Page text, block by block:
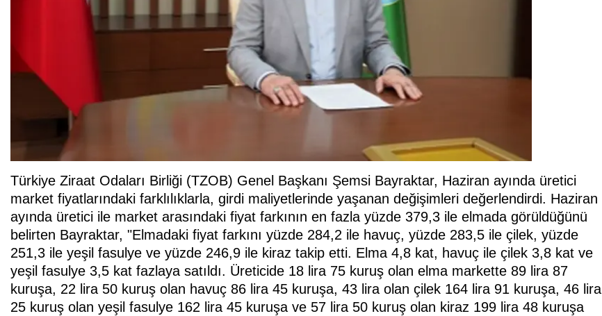
Türkiye Ziraat Odaları Birliği (TZOB) Genel Başkanı Şemsi Bayraktar, Haziran ayında üretici
market fiyatlarındaki farklılıklarla, girdi maliyetlerinde yaşanan değişimleri değerlendirdi. Haziran
ayında üretici ile market arasındaki fiyat farkının en fazla yüzde 379,3 ile elmada görüldüğünü
belirten Bayraktar, "Elmadaki fiyat farkını yüzde 284,2 ile havuç, yüzde 283,5 ile çilek, yüzde
251,3 ile yeşil fasulye ve yüzde 246,9 ile kiraz takip etti. Elma 4,8 kat, havuç ile çilek 3,8 kat ve
yeşil fasulye 3,5 kat fazlaya satıldı. Üreticide 18 lira 75 kuruş olan elma markette 89 lira 87
kuruşa, 22 lira 50 kuruş olan havuç 86 lira 45 kuruşa, 43 lira olan çilek 164 lira 91 kuruşa, 46 lira
25 kuruş olan yeşil fasulye 162 lira 45 kuruşa ve 57 lira 50 kuruş olan kiraz 199 lira 48 kuruşa